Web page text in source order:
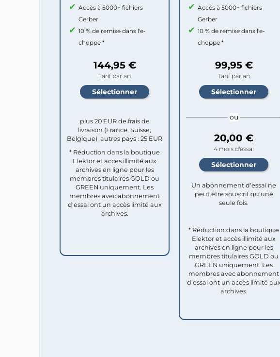
Accès à 5000+ fichiers
Gerber
10 % de remise dans l'e-
choppe *
144,95 €
Tarif par an
plus 20 EUR de frais de
livraison (France, Suisse,
Belgique), autres pays : 25 EUR
* Réduction dans la boutique
Elektor et accès illimité aux
archives en ligne pour les
membres titulaires GOLD ou
GREEN uniquement. Les
membres avec abonnement
d'essai ont un accès limité aux
archives.
Accès à 5000+ fichiers
Gerber
10 % de remise dans l'e-
choppe *
99,95 €
Tarif par an
ou
20,00 €
4 mois d'essai
Un abonnement d'essai ne
peut être souscrit qu'une
seule fois.​
* Réduction dans la boutique
Elektor et accès illimité aux
archives en ligne pour les
membres titulaires GOLD ou
GREEN uniquement. Les
membres avec abonnement
d'essai ont un accès limité
archives.